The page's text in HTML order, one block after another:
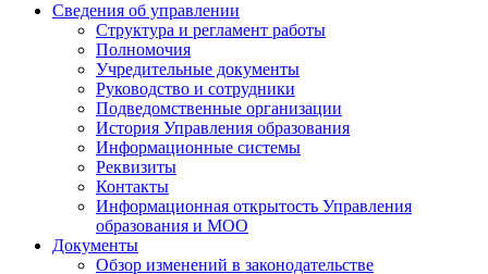
Сведения об управлении
Структура и регламент работы
Полномочия
Учредительные документы
Руководство и сотрудники
Подведомственные организации
История Управления образования
Информационные системы
Реквизиты
Контакты
Информационная открытость Управления
образования и МОО
Документы
Обзор изменений в законодательстве